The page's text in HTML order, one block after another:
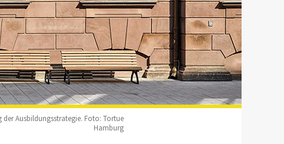
der Ausbildungsstrategie. Foto: Tortue
Hamburg